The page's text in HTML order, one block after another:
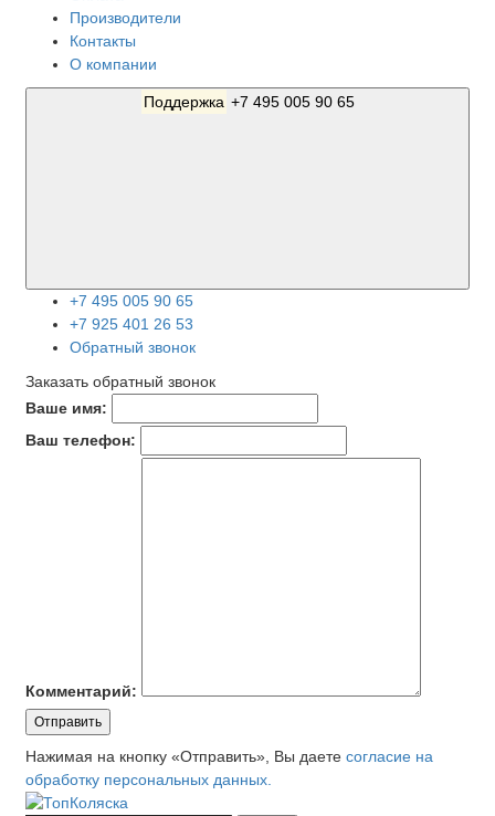
Производители
Контакты
О компании
Поддержка +7 495 005 90 65
+7 495 005 90 65
+7 925 401 26 53
Обратный звонок
Заказать обратный звонок
Ваше имя:
Ваш телефон:
Комментарий:
Отправить
Нажимая на кнопку «Отправить», Вы даете согласие на
обработку персональных данных.